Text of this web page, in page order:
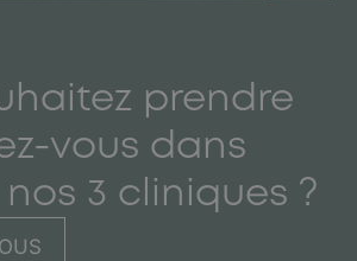
prendre
vous dans
nos 3 cliniques ?